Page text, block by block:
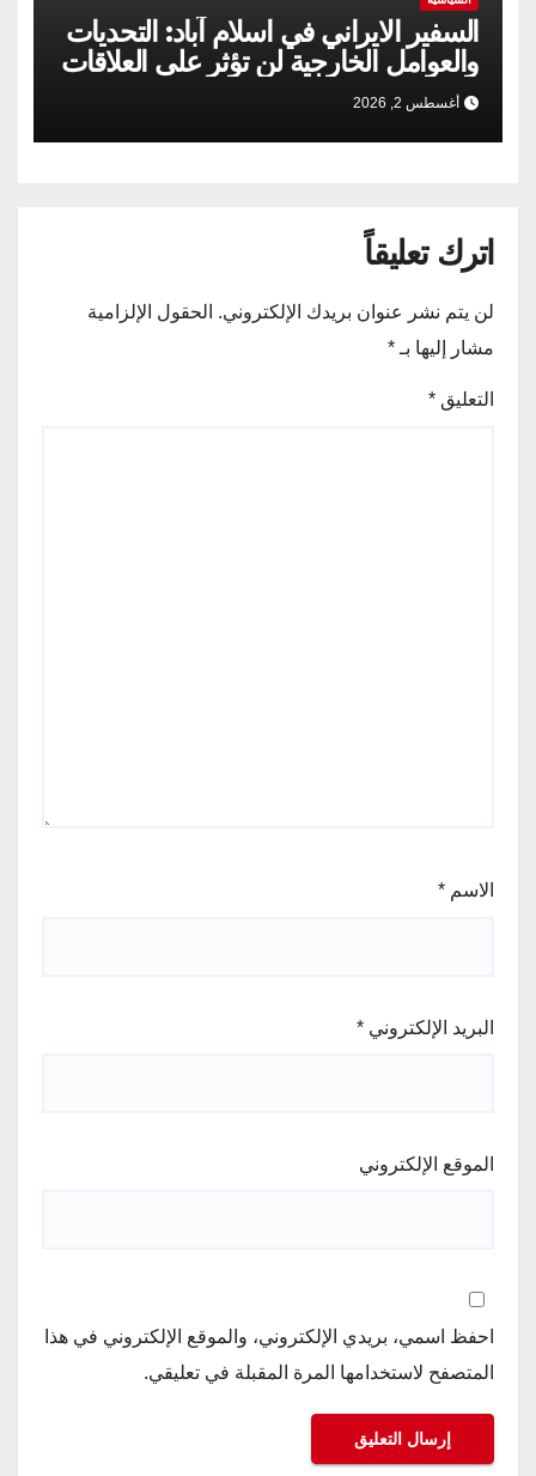
السفير الايراني في اسلام آباد: التحديات
والعوامل الخارجية لن تؤثر على العلاقات
الإيرانية الباكستانية
أغسطس 2, 2026
اترك تعليقاً
لن يتم نشر عنوان بريدك الإلكتروني. الحقول الإلزامية
مشار إليها بـ*
التعليق *
الاسم *
البريد الإلكتروني *
الموقع الإلكتروني
احفظ اسمي، بريدي الإلكتروني، والموقع الإلكتروني في هذا
المتصفح لاستخدامها المرة المقبلة في تعليقي.